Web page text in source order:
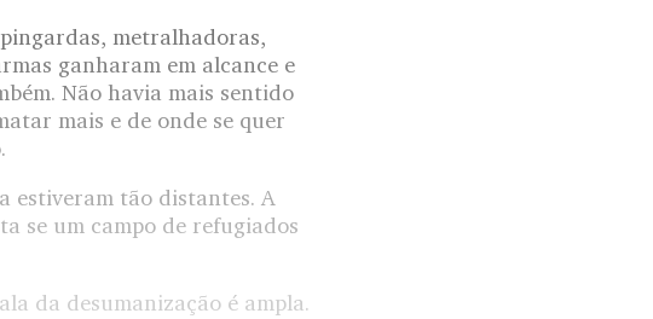
metralhadoras,
ganharam em alcance e
Não havia mais sentido
mais e de onde se quer
estiveram tão distantes. A
se um campo de refugiados
da desumanização é ampla.